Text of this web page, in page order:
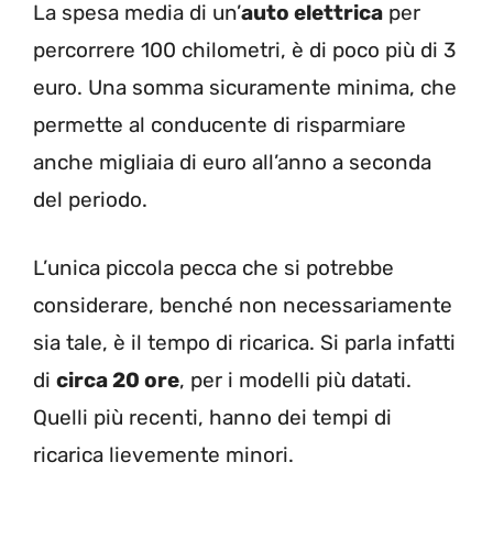
La spesa media di un’auto elettrica per
percorrere 100 chilometri, è di poco più di 3
euro. Una somma sicuramente minima, che
permette al conducente di risparmiare
anche migliaia di euro all’anno a seconda
del periodo.
L’unica piccola pecca che si potrebbe
considerare, benché non necessariamente
sia tale, è il tempo di ricarica. Si parla infatti
di circa 20 ore, per i modelli più datati.
Quelli più recenti, hanno dei tempi di
ricarica lievemente minori.